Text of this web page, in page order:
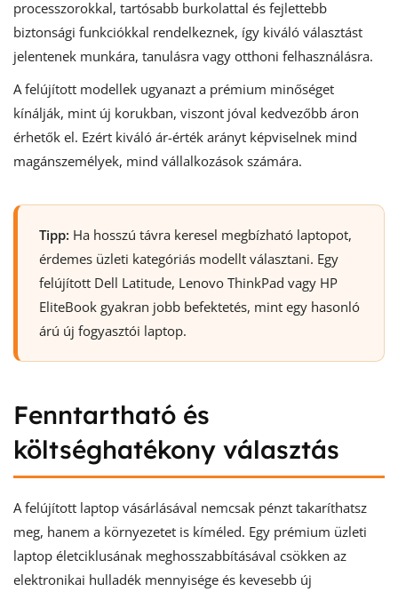
processzorokkal, tartósabb burkolattal és fejlettebb
biztonsági funkciókkal rendelkeznek, így kiváló választást
jelentenek munkára, tanulásra vagy otthoni felhasználásra.
A felújított modellek ugyanazt a prémium minőséget
kínálják, mint új korukban, viszont jóval kedvezőbb áron
érhetők el. Ezért kiváló ár-érték arányt képviselnek mind
magánszemélyek, mind vállalkozások számára.
Tipp: Ha hosszú távra keresel megbízható laptopot,
érdemes üzleti kategóriás modellt választani. Egy
felújított Dell Latitude, Lenovo ThinkPad vagy HP
EliteBook gyakran jobb befektetés, mint egy hasonló
árú új fogyasztói laptop.
Fenntartható és
költséghatékony választás
A felújított laptop vásárlásával nemcsak pénzt takaríthatsz
meg, hanem a környezetet is kíméled. Egy prémium üzleti
laptop életciklusának meghosszabbításával csökken az
elektronikai hulladék mennyisége és kevesebb új